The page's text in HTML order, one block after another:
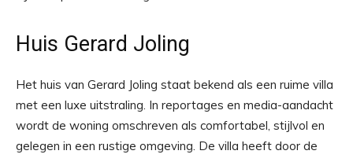
Huis Gerard Joling
Het huis van Gerard Joling staat bekend als een ruime villa
met een luxe uitstraling. In reportages en media-aandacht
wordt de woning omschreven als comfortabel, stijlvol en
gelegen in een rustige omgeving. De villa heeft door de